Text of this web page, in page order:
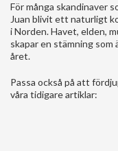
För många skandinaver
Juan blivit ett naturligt
i Norden. Havet, elden,
skapar en stämning
året.
Passa också på att
våra tidigare artiklar: